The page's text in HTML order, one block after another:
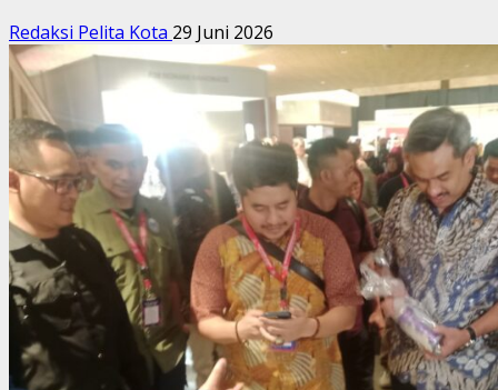
Redaksi Pelita Kota 29 Juni 2026